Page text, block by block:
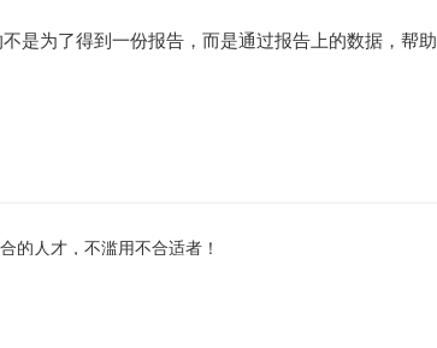
是为了得到一份报告，而是通过报告上的数据，帮
的人才，不滥用不合适者！